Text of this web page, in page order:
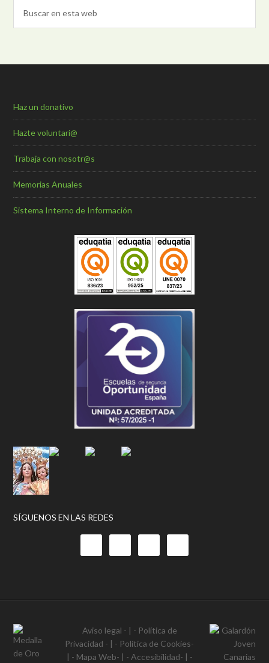
Haz un donativo
Hazte voluntari@
Trabaja con nosotr@s
Memorias Anuales
Sistema Interno de Información
SÍGUENOS EN LAS REDES
Aviso legal - | - Política de
Privacidad - | - Política de Cookies-
| - Mapa Web- | - Accesibilidad- | -